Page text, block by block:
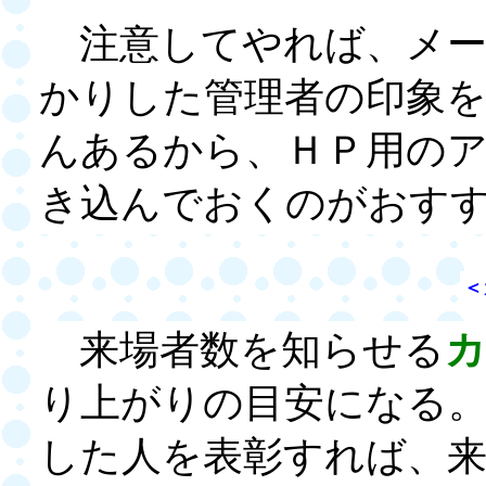
注意してやれば、メ
かりした管理者の印象
んあるから、ＨＰ用の
き込んでおくのがおす
来場者数を知らせる
り上がりの目安になる
した人を表彰すれば、